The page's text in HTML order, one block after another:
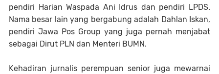
pendiri Harian Waspada Ani Idrus dan pendiri LPDS.
Nama besar lain yang bergabung adalah Dahlan Iskan,
pendiri Jawa Pos Group yang juga pernah menjabat
sebagai Dirut PLN dan Menteri BUMN.
Kehadiran jurnalis perempuan senior juga mewarnai